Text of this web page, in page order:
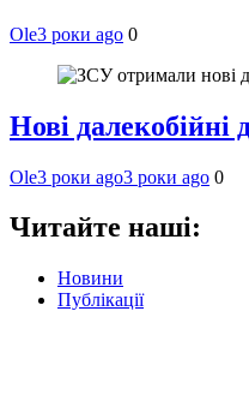
Ole3 роки ago 0
Нові
Ole3 роки ago3 роки ago 0
Читайте наші:
Новини
Публікації